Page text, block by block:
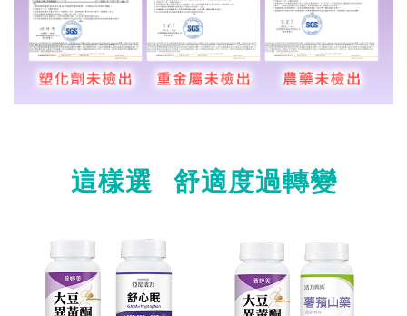
這樣選 舒適度過轉變